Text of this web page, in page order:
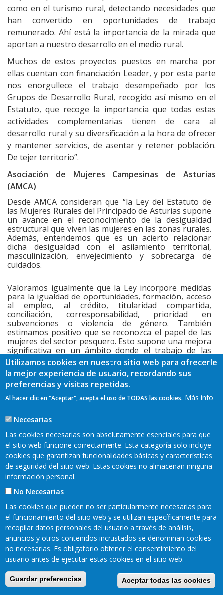
como en el turismo rural, detectando necesidades que
han convertido en oportunidades de trabajo
remunerado. Ahí está la importancia de la mirada que
aportan a nuestro desarrollo en el medio rural.
Muchos de estos proyectos puestos en marcha por
ellas cuentan con financiación Leader, y por esta parte
nos enorgullece el trabajo desempeñado por los
Grupos de Desarrollo Rural, recogido así mismo en el
Estatuto, que recoge la importancia que todas estas
actividades complementarias tienen de cara al
desarrollo rural y su diversificación a la hora de ofrecer
y mantener servicios, de asentar y retener población.
De tejer territorio”.
Asociación de Mujeres Campesinas de Asturias
(AMCA)
Desde AMCA consideran que “la Ley del Estatuto de
las Mujeres Rurales del Principado de Asturias supone
un avance en el reconocimiento de la desigualdad
estructural que viven las mujeres en las zonas rurales.
Además, entendemos que es un acierto relacionar
dicha desigualdad con el asilamiento territorial,
masculinización, envejecimiento y sobrecarga de
cuidados.
Valoramos igualmente que la Ley incorpore medidas
para la igualdad de oportunidades, formación, acceso
al empleo, al crédito, titularidad compartida,
conciliación, corresponsabilidad, prioridad en
subvenciones o violencia de género. También
estimamos positivo que se reconozca el papel de las
mujeres del sector pesquero. Esto supone una mejora
significativa en un ámbito donde el trabajo de las
mujeres ha estado tradicionalmente invisibilizado e
infravalorado”.
Desde esta organización señalan que “existen
contemplados o que han quedado insuficientemente
desarrollo legislativo posterior al que dirige el texto.
En este sentido señalan, entre otros aspectos: la
necesidad de impulsar la autonomía de las mujeres
rurales mediante ayudas a la movilidad como las
destinadas a la compra de vehículos o la obtención del
permiso de conducir; el desarrollo de medidas de
acogimiento y acompañamiento integral dirigidas a las
inserción sociolaboral como el arraigo en el territorio;
que aunque se nombra a las mujeres con discapacidad
en relación con lo promoción de la igualdad efectiva, no
se articulan acciones concretas ni se contemplan sus
necesidades específicas.
También hacen referencia a la difusión de las acciones
previstas con la creación de una herramienta digital que
Utilizamos cookies en nuestro sitio web para ofrecerle
la mejor experiencia de usuario, recordando sus
preferencias y visitas repetidas.
Al hacer clic en "Aceptar", acepta el uso de TODAS las cookies. Más info
Necesarias
Las cookies necesarias son absolutamente esenciales para que
el sitio web funcione correctamente. Esta categoría solo incluye
cookies que garantizan funcionalidades básicas y características
de seguridad del sitio web. Estas cookies no almacenan ninguna
información personal.
No Necesarias
Las cookies que pueden no ser particularmente necesarias para
el funcionamiento del sitio web y se utilizan específicamente para
recopilar datos personales del usuario a través de análisis,
anuncios y otros contenidos incrustados se denominan cookies
no necesarias. Es obligatorio obtener el consentimiento del
usuario antes de ejecutar estas cookies en el sitio web.
Guardar preferencias Aceptar todas las cookies